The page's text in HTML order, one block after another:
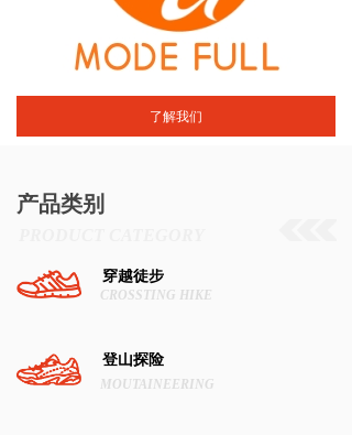
捐款捐物，广泛开展各种社会公益活动。
东莞市麦乐鞋业有限公司愿与一切有志之士同成
了解我们
产品类别
穿越徒步
CROSSTING HIKE
登山探险
MOUTAINEERING